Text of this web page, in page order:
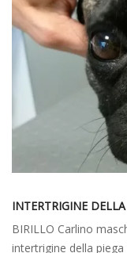
INTERTRIGINE
BIRILLO Carlino
intertrigine della piega